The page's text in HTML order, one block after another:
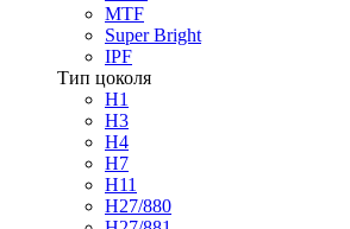
MTF
Super Bright
IPF
Тип цоколя
H1
H3
H4
H7
H11
H27/880